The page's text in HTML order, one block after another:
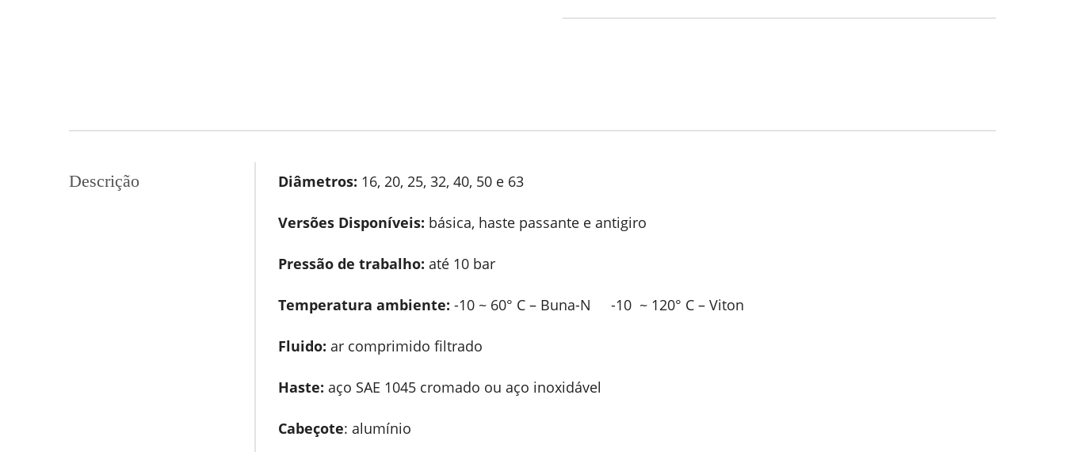
Descrição Diâmetros: 16, 20, 25, 32, 40, 50 e 63
Versões Disponíveis: básica, haste passante e antigiro
Pressão de trabalho: até 10 bar
Temperatura ambiente: -10 ~ 60° C – Buna-N -10 ~ 120° C – Viton
Fluido: ar comprimido filtrado
Haste: aço SAE 1045 cromado ou aço inoxidável
Cabeçote: alumínio